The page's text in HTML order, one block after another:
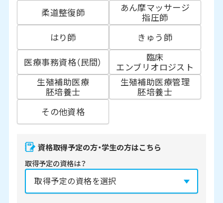
柔道整復師
あん摩マッサージ
指圧師
はり師
きゅう師
医療事務資格（民間）
臨床
エンブリオロジスト
生殖補助医療
胚培養士
生殖補助医療管理
胚培養士
その他資格
資格取得予定の方・学生の方はこちら
取得予定の資格は？